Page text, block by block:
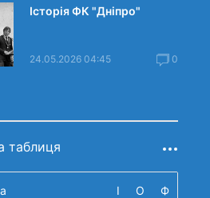
Історія ФК "Дніпро"
24.05.2026 04:45 0
таблиця
І О Ф